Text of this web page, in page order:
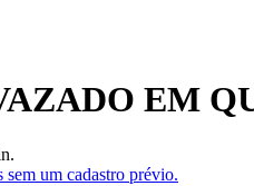
EM
sem um cadastro prévio.